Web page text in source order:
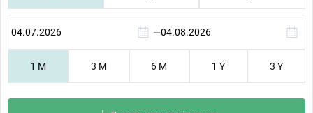
—
1 M 3 M 6 M 1 Y 3 Y